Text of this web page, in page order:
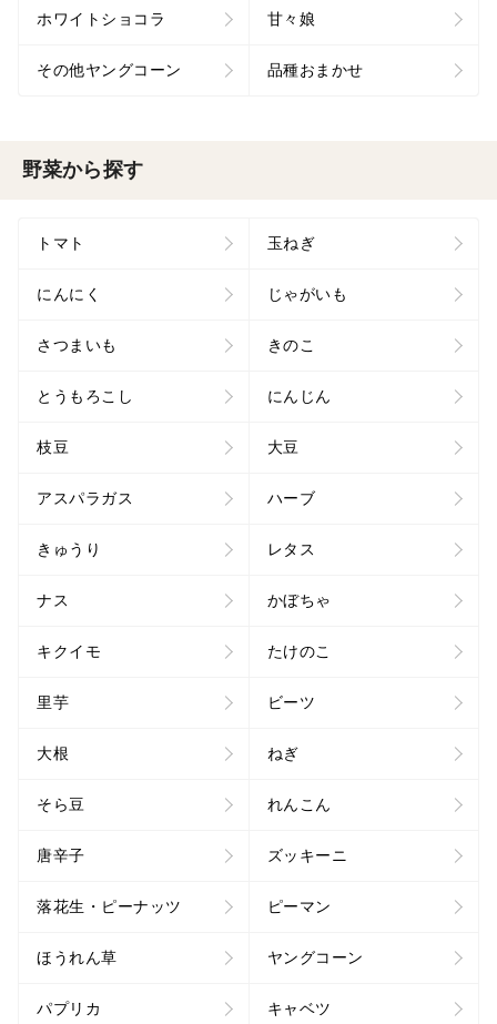
ホワイトショコラ 甘々娘
その他ヤングコーン 品種おまかせ
野菜から探す
トマト 玉ねぎ
にんにく じゃがいも
さつまいも きのこ
とうもろこし にんじん
枝豆 大豆
アスパラガス ハーブ
きゅうり レタス
ナス かぼちゃ
キクイモ たけのこ
里芋 ビーツ
大根 ねぎ
そら豆 れんこん
唐辛子 ズッキーニ
落花生・ピーナッツ ピーマン
ほうれん草 ヤングコーン
パプリカ キャベツ